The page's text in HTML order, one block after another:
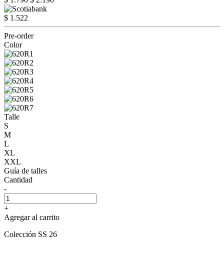
$ 1.522
Pre-order
Color
Talle
S
M
L
XL
XXL
Guía de talles
Cantidad
-
+
Agregar al carrito
Colección SS 26